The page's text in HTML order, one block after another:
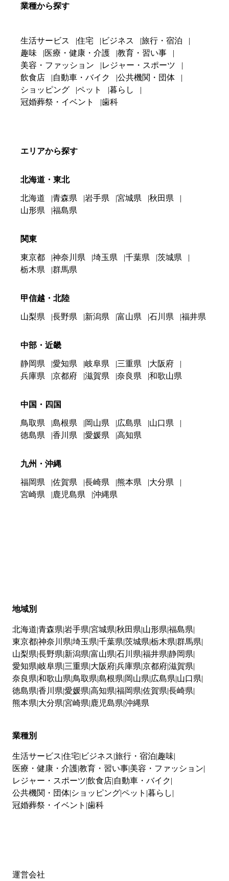
業種から探す
生活サービス 住宅 ビジネス
旅行・宿泊
趣味
医療・健康・介護
教育・習い事
美容・ファッション
レジャー・スポーツ
飲食店
自動車・バイク
公共機関・団体
ショッピング
ペット
暮らし
冠婚葬祭・イベント
歯科
エリアから探す
北海道・東北
北海道 青森県 岩手県 宮城県
秋田県
山形県
福島県
関東
東京都 神奈川県 埼玉県 千葉県
茨城県
栃木県
群馬県
甲信越・北陸
山梨県 長野県 新潟県 富山県 石川県 福井県
中部・近畿
静岡県 愛知県 岐阜県 三重県
大阪府
兵庫県
京都府 滋賀県 奈良県 和歌山県
中国・四国
鳥取県 島根県 岡山県 広島県
山口県
徳島県
香川県 愛媛県 高知県
九州・沖縄
福岡県 佐賀県 長崎県 熊本県
大分県
宮崎県
鹿児島県 沖縄県
地域別
北海道 青森県 岩手県 宮城県 秋田県 山形県 福島県
東京都神奈川県 埼玉県 千葉県 茨城県 栃木県 群馬県
山梨県 長野県 新潟県 富山県 石川県 福井県 静岡県
愛知県 岐阜県 三重県 大阪府兵庫県 京都府滋賀県
奈良県 和歌山県 鳥取県 島根県 岡山県 広島県 山口県
徳島県 香川県 愛媛県 高知県 福岡県 佐賀県 長崎県
熊本県 大分県 宮崎県 鹿児島県 沖縄県
業種別
生活サービス 住宅 ビジネス 旅行・宿泊 趣味
医療・健康・介護教育・習い事 美容・ファッション
レジャー・スポーツ 飲食店 自動車・バイク
公共機関・団体 ショッピングペット 暮らし
冠婚葬祭・イベント 歯科
運営会社